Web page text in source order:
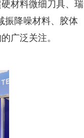
材料微细刀具、瑞
振降噪材料、胶体
广泛关注。